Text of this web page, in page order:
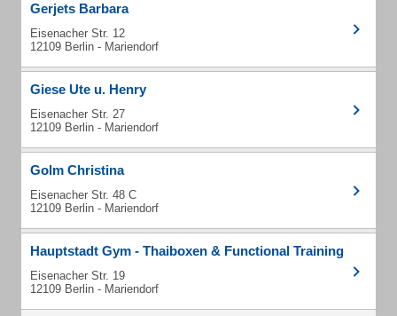
Gerjets Barbara
Eisenacher Str. 12
12109 Berlin - Mariendorf
Giese Ute u. Henry
Eisenacher Str. 27
12109 Berlin - Mariendorf
Golm Christina
Eisenacher Str. 48 C
12109 Berlin - Mariendorf
Hauptstadt Gym - Thaiboxen & Functional Training
Eisenacher Str. 19
12109 Berlin - Mariendorf